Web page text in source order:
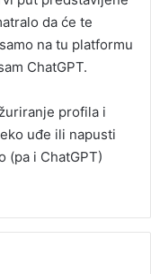
da će te
na tu platformu
ChatGPT.
profila i
uđe ili napusti
(pa i ChatGPT)